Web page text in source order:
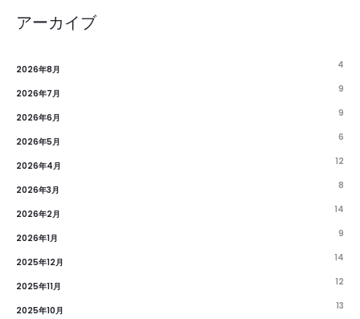
アーカイブ
2026年8月 4
2026年7月 9
2026年6月 9
2026年5月 6
2026年4月 12
2026年3月 8
2026年2月 14
2026年1月 9
2025年12月 14
2025年11月 12
2025年10月 13